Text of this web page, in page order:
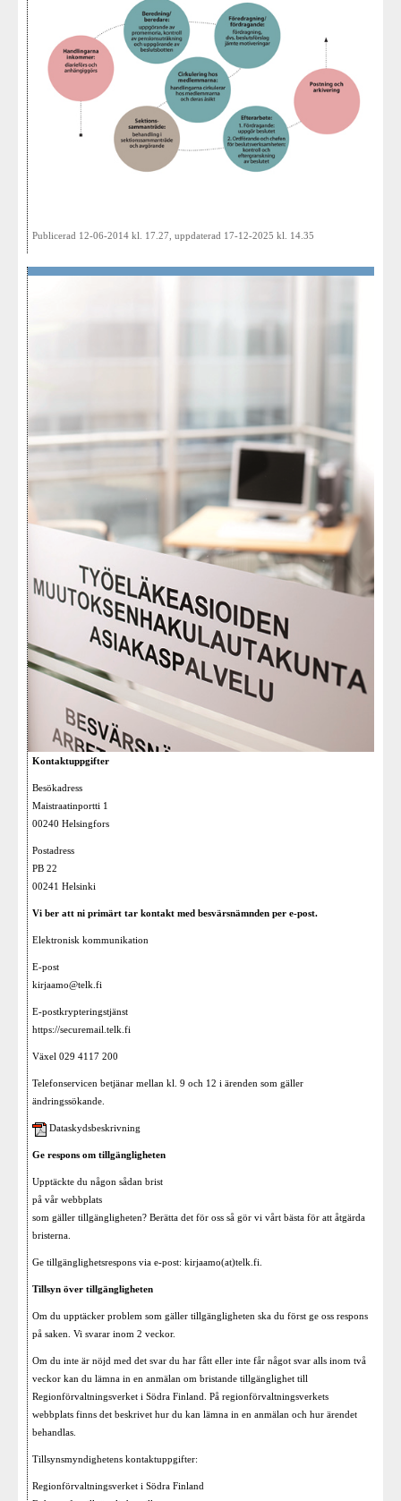
Publicerad 12-06-2014 kl. 17.27, uppdaterad 17-12-2025 kl. 14.35
Kontaktuppgifter
Besökadress
Maistraatinportti 1
00240 Helsingfors
Postadress
PB 22
00241 Helsinki
Vi ber att ni primärt tar kontakt med besvärsnämnden per e-post.
Elektronisk kommunikation
E-post
kirjaamo@telk.fi
E-postkrypteringstjänst
https://securemail.telk.fi
Växel 029 4117 200
Telefonservicen betjänar mellan kl. 9 och 12 i ärenden som gäller
ändringssökande.
Dataskydsbeskrivning
Ge respons om tillgängligheten
Upptäckte du någon sådan brist
på vår webbplats
som gäller tillgängligheten? Berätta det för oss så gör vi vårt bästa för att åtgärda
bristerna.
Ge tillgänglighetsrespons via e-post: kirjaamo(at)telk.fi.
Tillsyn över tillgängligheten
Om du upptäcker problem som gäller tillgängligheten ska du först ge oss respons
på saken. Vi svarar inom 2 veckor.
Om du inte är nöjd med det svar du har fått eller inte får något svar alls inom två
veckor kan du lämna in en anmälan om bristande tillgänglighet till
Regionförvaltningsverket i Södra Finland. På regionförvaltningsverkets
webbplats finns det beskrivet hur du kan lämna in en anmälan och hur ärendet
behandlas.
Tillsynsmyndighetens kontaktuppgifter:
Regionförvaltningsverket i Södra Finland